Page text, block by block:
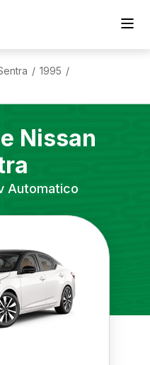
/ 1995 /
Nissan
Automatico